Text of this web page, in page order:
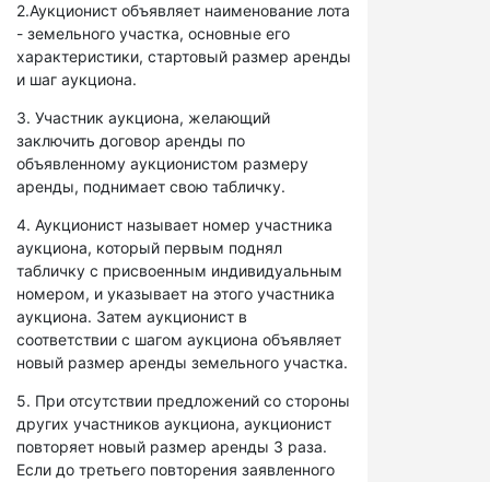
2.Аукционист объявляет наименование лота
- земельного участка, основные его
характеристики, стартовый размер аренды
и шаг аукциона.
3. Участник аукциона, желающий
заключить договор аренды по
объявленному аукционистом размеру
аренды, поднимает свою табличку.
4. Аукционист называет номер участника
аукциона, который первым поднял
табличку с присвоенным индивидуальным
номером, и указывает на этого участника
аукциона. Затем аукционист в
соответствии с шагом аукциона объявляет
новый размер аренды земельного участка.
5. При отсутствии предложений со стороны
других участников аукциона, аукционист
повторяет новый размер аренды 3 раза.
Если до третьего повторения заявленного